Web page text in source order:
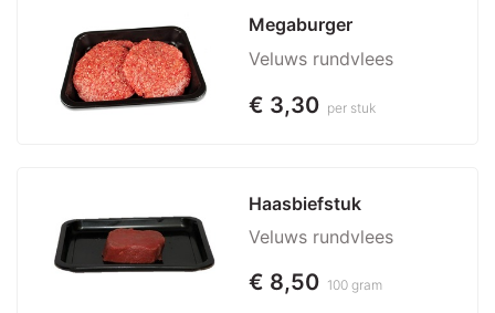
Megaburger
Veluws rundvlees
€ 3,30 per stuk
Haasbiefstuk
Veluws rundvlees
€ 8,50 100 gram